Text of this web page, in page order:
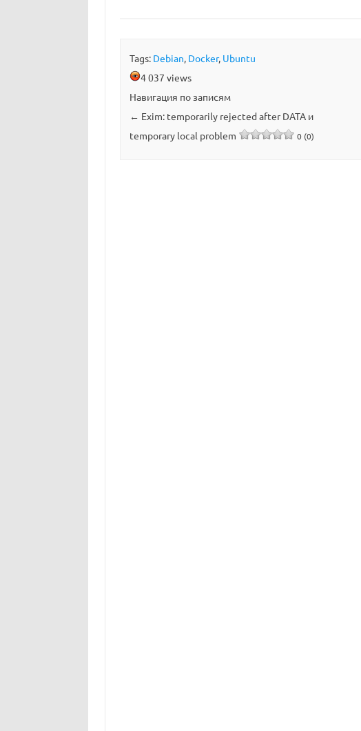
Tags: Debian, Docker, Ubuntu
4 037 views
Навигация по записям
← Exim: temporarily rejected after DATA и
temporary local problem
0 (0)